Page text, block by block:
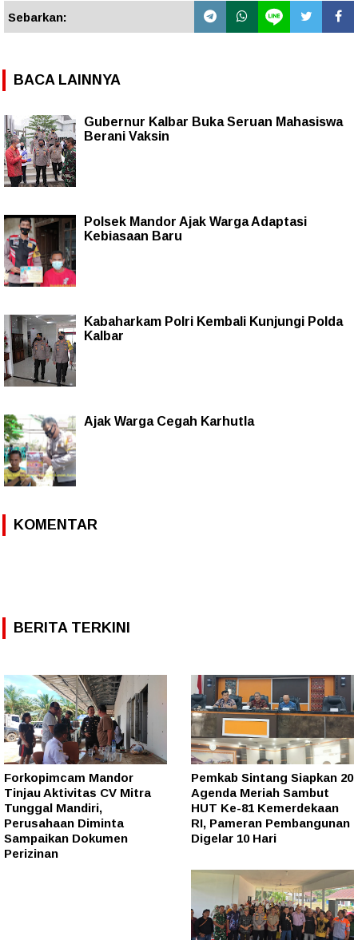
Sebarkan:
BACA LAINNYA
Gubernur Kalbar Buka Seruan Mahasiswa
Berani Vaksin
Polsek Mandor Ajak Warga Adaptasi
Kebiasaan Baru
Kabaharkam Polri Kembali Kunjungi Polda
Kalbar
Ajak Warga Cegah Karhutla
KOMENTAR
BERITA TERKINI
Forkopimcam Mandor
Tinjau Aktivitas CV Mitra
Tunggal Mandiri,
Perusahaan Diminta
Sampaikan Dokumen
Perizinan
Pemkab Sintang Siapkan 20
Agenda Meriah Sambut
HUT Ke-81 Kemerdekaan
RI, Pameran Pembangunan
Digelar 10 Hari